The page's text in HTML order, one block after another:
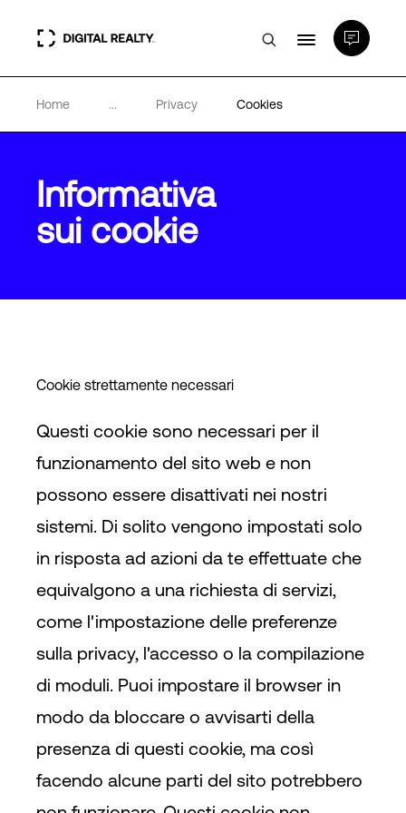
Data center
Partner
Accesso
Home ... Privacy Cookies
Informativa
sui cookie
Cookie strettamente necessari
Questi cookie sono necessari per il
funzionamento del sito web e non
possono essere disattivati nei nostri
sistemi. Di solito vengono impostati solo
in risposta ad azioni da te effettuate che
equivalgono a una richiesta di servizi,
come l'impostazione delle preferenze
sulla privacy, l'accesso o la compilazione
di moduli. Puoi impostare il browser in
modo da bloccare o avvisarti della
presenza di questi cookie, ma così
facendo alcune parti del sito potrebbero